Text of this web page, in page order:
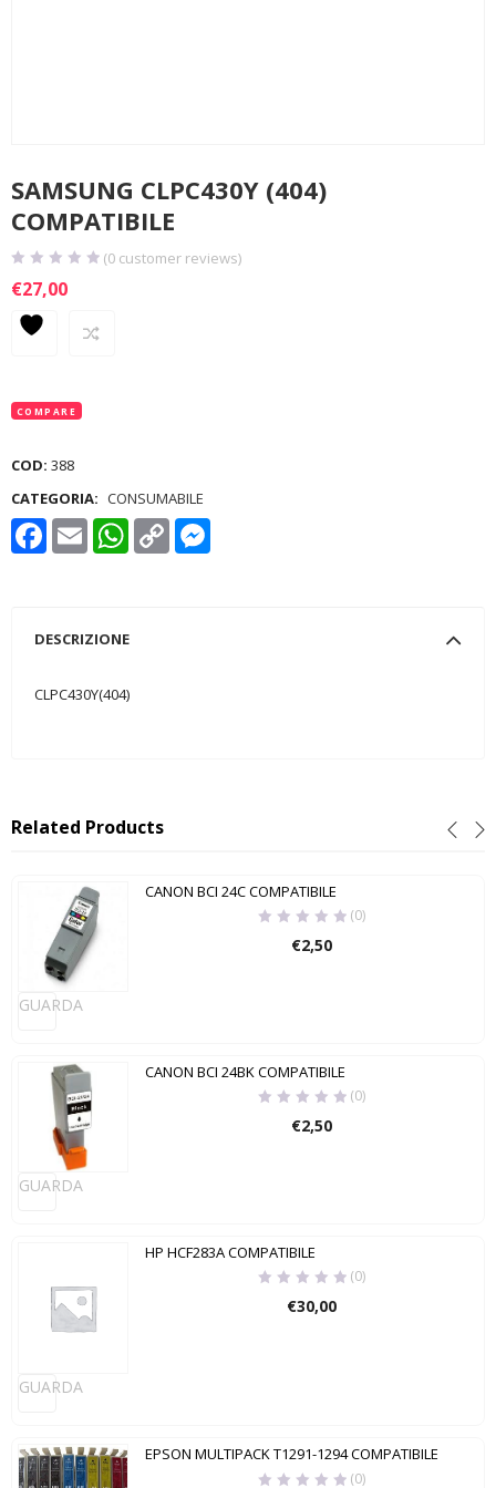
SAMSUNG CLPC430Y (404)
COMPATIBILE
(0 customer reviews)
€27,00
COMPARE
COD: 388
CATEGORIA: CONSUMABILE
Facebook
Email WhatsApp
Copy
Link
DESCRIZIONE
CLPC430Y(404)
Related Products
GUARDA
CANON BCI 24C COMPATIBILE
(0)
€2,50
GUARDA
CANON BCI 24BK COMPATIBILE
(0)
€2,50
GUARDA
HP HCF283A COMPATIBILE
(0)
€30,00
EPSON MULTIPACK T1291-1294 COMPATIBILE
(0)